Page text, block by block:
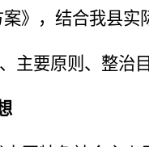
》 ，结合我县实
主要原则、整治